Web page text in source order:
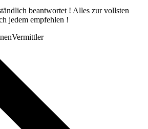
beantwortet ! Alles zur vollsten
jedem empfehlen !